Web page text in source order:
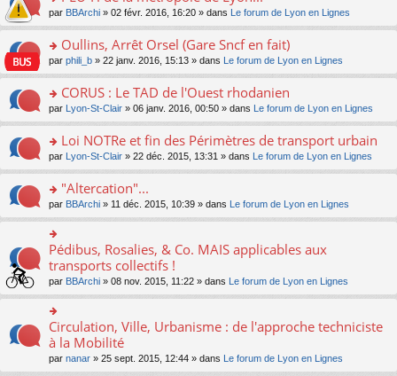
e
u
s
c
e
nt
n
o
lu
le
pl
u
s
e
nt
s
a
g
e
n
lu
le
pl
u
ré
c
e
nt
ult
er
le
m
e
a
g
e
n
n
le
pl
u
s
ré
c
e
nt
o
n
ult
er
le
m
e
a
g
e
n
n
le
pl
u
s
c
nt
par BBArchi » 02 févr. 2016, 16:20 » dans Le forum de Lyon en Lignes
o
n
ult
er
le
m
e
a
g
e
n
o
n
lu
le
pl
u
s
ré
e
Oullins, Arrêt Orsel (Gare Sncf en fait)
par phili_b » 22 janv. 2016, 15:13 » dans Le forum de Lyon en Lignes
o
n
ult
er
le
m
e
s
g
e
n
o
n
lu
le
pl
u
CORUS : Le TAD de l'Ouest rhodanien
par Lyon-St-Clair » 06 janv. 2016, 00:50 » dans Le forum de Lyon en Lignes
o
n
ult
er
le
m
e
s
a
e
n
o
n
Loi NOTRe et fin des Périmètres de transport urbain
par Lyon-St-Clair » 22 déc. 2015, 13:31 » dans Le forum de Lyon en Lignes
o
n
s
ult
er
le
m
e
s
s
a
g
e
"Altercation"...
par BBArchi » 11 déc. 2015, 10:39 » dans Le forum de Lyon en Lignes
o
n
ult
er
le
m
e
s
Pédibus, Rosalies, & Co. MAIS applicables aux
transports collectifs !
par BBArchi » 08 nov. 2015, 11:22 » dans Le forum de Lyon en Lignes
o
n
ult
Circulation, Ville, Urbanisme : de l'approche techniciste
à la Mobilité
par nanar » 25 sept. 2015, 12:44 » dans Le forum de Lyon en Lignes